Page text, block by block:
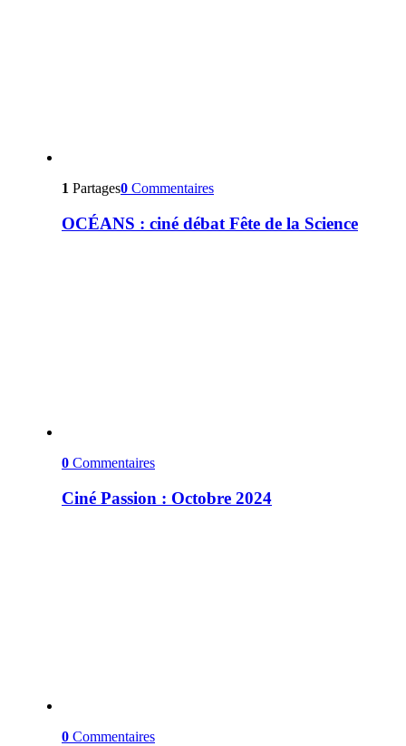
1 Partages0 Commentaires
OCÉANS : ciné débat Fête de la Science
0 Commentaires
Ciné Passion : Octobre 2024
0 Commentaires